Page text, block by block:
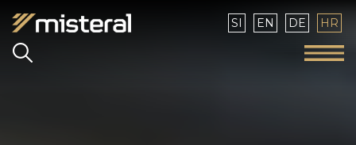
Izaberite vaš jezik
SI EN DE HR